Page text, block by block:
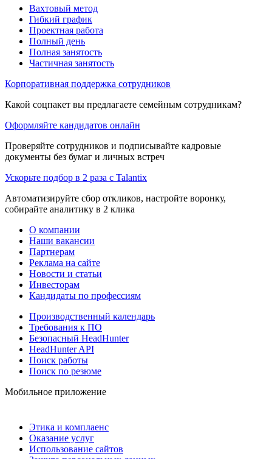
Вахтовый метод
Гибкий график
Проектная работа
Полный день
Полная занятость
Частичная занятость
Корпоративная поддержка сотрудников
Какой соцпакет вы предлагаете семейным сотрудникам?
Оформляйте кандидатов онлайн
Проверяйте сотрудников и подписывайте кадровые
документы без бумаг и личных встреч
Ускорьте подбор в 2 раза с Talantix
Автоматизируйте сбор откликов, настройте воронку,
собирайте аналитику в 2 клика
О компании
Наши вакансии
Партнерам
Реклама на сайте
Новости и статьи
Инвесторам
Кандидаты по профессиям
Производственный календарь
Требования к ПО
Безопасный HeadHunter
HeadHunter API
Поиск работы
Поиск по резюме
Мобильное приложение
Этика и комплаенс
Оказание услуг
Использование сайтов